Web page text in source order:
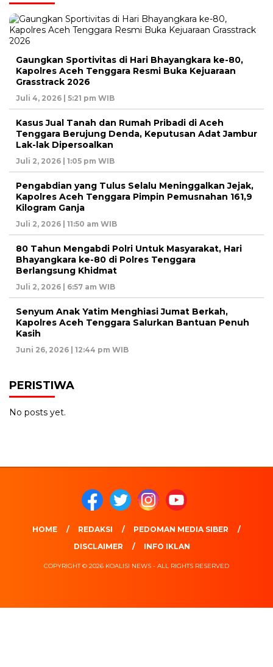
Gaungkan Sportivitas di Hari Bhayangkara ke-80,
Kapolres Aceh Tenggara Resmi Buka Kejuaraan
Grasstrack 2026
Juli 4, 2026 | 5:21 pm WIB
Kasus Jual Tanah dan Rumah Pribadi di Aceh
Tenggara Berujung Denda, Keputusan Adat Jambur
Lak-lak Dipersoalkan
Juli 2, 2026 | 1:05 pm WIB
Pengabdian yang Tulus Selalu Meninggalkan Jejak,
Kapolres Aceh Tenggara Pimpin Pemusnahan 161,9
Kilogram Ganja
Juli 2, 2026 | 11:50 am WIB
80 Tahun Mengabdi Polri Untuk Masyarakat, Hari
Bhayangkara ke-80 di Polres Tenggara
Berlangsung Khidmat
Juli 2, 2026 | 6:57 am WIB
Senyum Anak Yatim Menghiasi Jumat Berkah,
Kapolres Aceh Tenggara Salurkan Bantuan Penuh
Kasih
Juni 26, 2026 | 12:44 pm WIB
PERISTIWA
No posts yet.
HOME REDAKSI
PEDOMAN MEDIA SIBER
DISCLAIMER
INFO IKLAN
COPYRIGHT © 2026 KOALISI NEWS - ALL RIGHTS RESERVED